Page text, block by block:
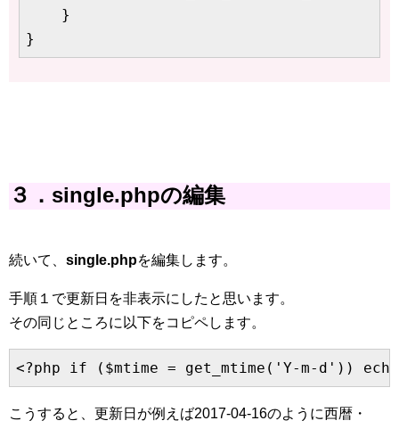
    }
}
３．single.phpの編集
続いて、 single.phpを編集します。
手順１で更新日を非表示にしたと思います。
その同じところに以下をコピペします。
<?php if ($mtime = get_mtime('Y-m-d'))
こうすると、更新日が例えば2017-04-16のように西暦・